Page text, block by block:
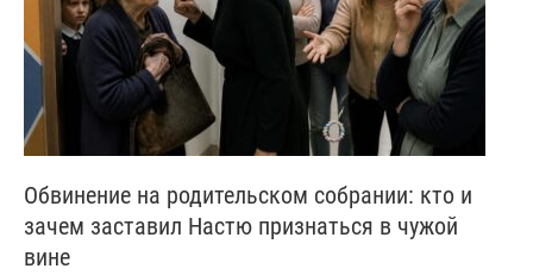
Обвинение на родительском собрании: кто и
зачем заставил Настю признаться в чужой
вине